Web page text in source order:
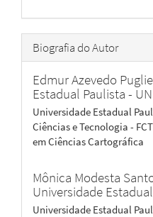
Biografia do Autor
Edmur Azevedo
Estadual Paulista -
Universidade Estadual
Ciências e Tecnologia -
em Ciências Cartográfica
Mônica Modesta
Universidade
Universidade Estadual